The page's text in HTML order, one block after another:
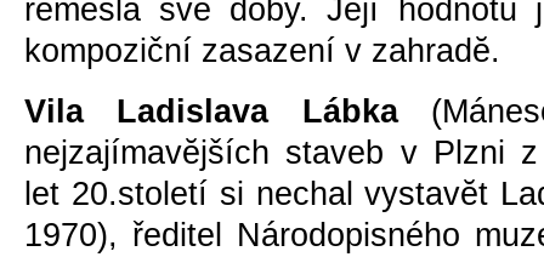
řemesla své doby. Její hodnotu
kompoziční zasazení v zahradĕ.
Vila Ladislava Lábka
nejzajímavĕjších staveb v Plzni
let 20.století si nechal vystavĕt
1970), ředitel Národopisného